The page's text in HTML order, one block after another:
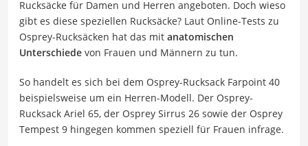
Rucksäcke für Damen und Herren angeboten. Doch wieso
gibt es diese speziellen Rucksäcke? Laut Online-Tests zu
Osprey-Rucksäcken hat das mit anatomischen
Unterschiede von Frauen und Männern zu tun.
So handelt es sich bei dem Osprey-Rucksack Farpoint 40
beispielsweise um ein Herren-Modell. Der Osprey-
Rucksack Ariel 65, der Osprey Sirrus 26 sowie der Osprey
Tempest 9 hingegen kommen speziell für Frauen infrage.